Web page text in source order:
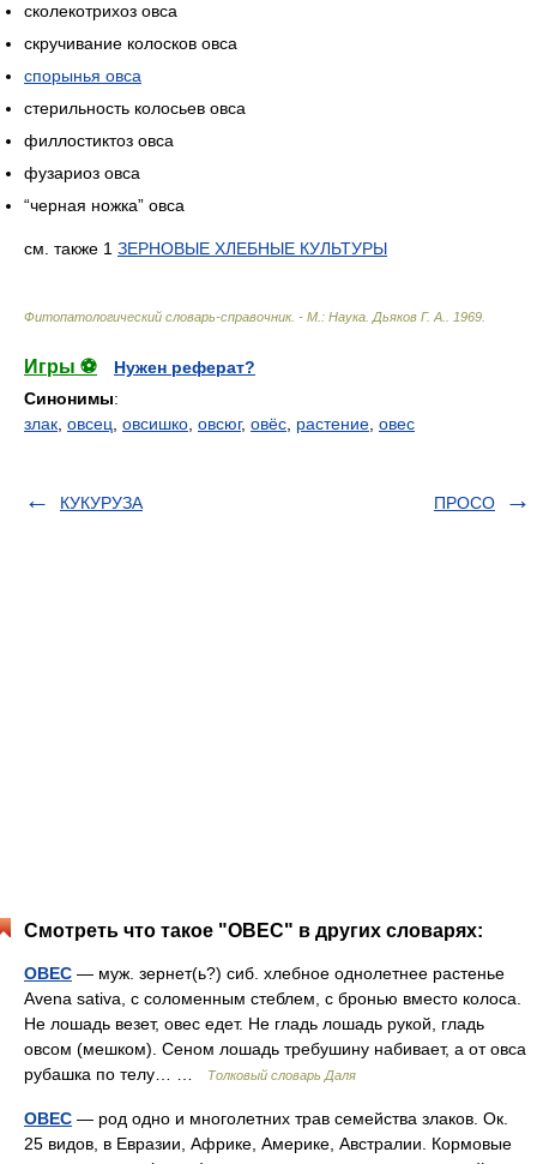
сколекотрихоз овса
скручивание колосков овса
спорынья овса
стерильность колосьев овса
филлостиктоз овса
фузариоз овса
“черная ножка” овса
см. также 1 ЗЕРНОВЫЕ ХЛЕБНЫЕ КУЛЬТУРЫ
Фитопатологический словарь-справочник. - М.: Наука Дьяков Г. А. 1969
Игры ⚽
Нужен реферат?
Синонимы:
злак овсец овсишко овсюг, овёс растение овес
КУКУРУЗА ПРОСО
Смотреть что такое "ОВЕС" в других словарях:
ОВЕС — муж. зернет(ь?) сиб. хлебное однолетнее растенье
Avena sativa, с соломенным стеблем, с бронью вместо колоса.
Не лошадь везет, овес едет. Не гладь лошадь рукой, гладь
овсом (мешком). Сеном лошадь требушину набивает, а от овса
рубашка по телу… …
Толковый словарь Даля
ОВЕС — род одно и многолетних трав семейства злаков. Ок.
25 видов, в Евразии, Африке, Америке, Австралии. Кормовые